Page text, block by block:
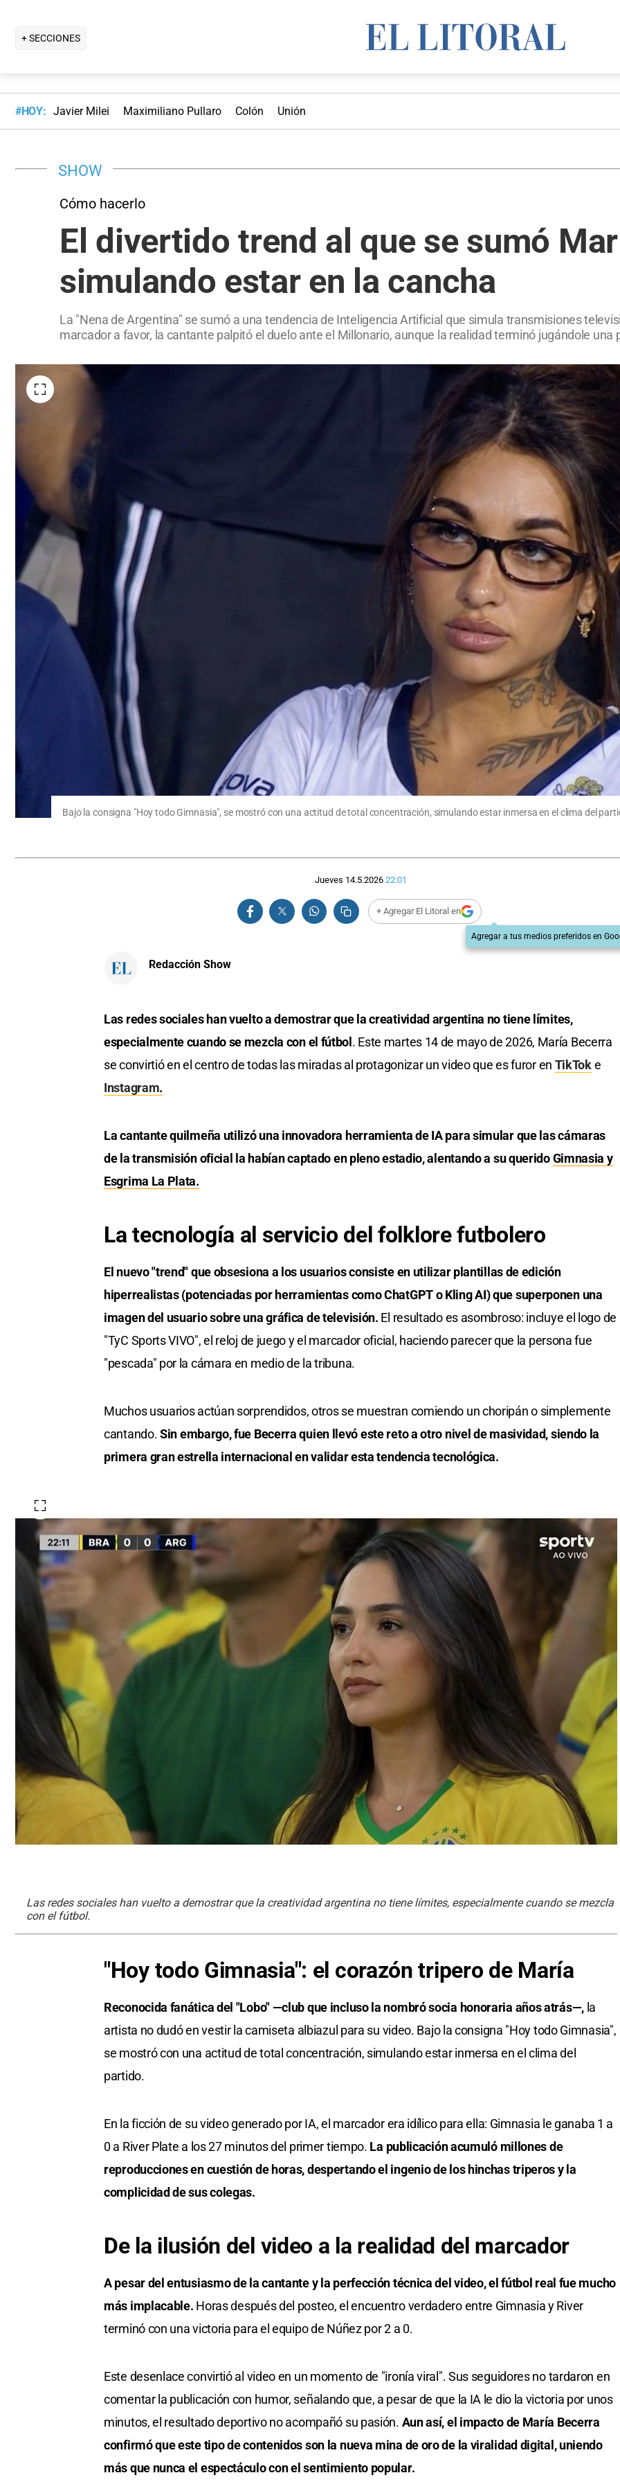
+ SECCIONES
#HOY: Javier Milei Maximiliano Pullaro Colón Unión
SHOW
Cómo hacerlo
El divertido trend al que se sumó
simulando estar en la cancha
La "Nena de Argentina" se sumó a una tendencia de Inteligencia Artificial que simula transmisiones
marcador a favor, la cantante palpitó el duelo ante el Millonario, aunque la realidad terminó jugándole una
Bajo la consigna "Hoy todo Gimnasia", se mostró con una actitud de total concentración, simulando estar inmersa en el clima del
Jueves 14.5.2026 22:01
+ Agregar El Litoral en
Agregar a tus medios preferidos en
Redacción Show
Las redes sociales han vuelto a demostrar que la creatividad argentina no tiene límites,
especialmente cuando se mezcla con el fútbol . Este martes 14 de mayo de 2026, María Becerra
se convirtió en el centro de todas las miradas al protagonizar un video que es furor en TikToke
Instagram.
La cantante quilmeña utilizó una innovadora herramienta de IA para simular que las cámaras
de la transmisión oficial la habían captado en pleno estadio, alentando a su queridoGimnasia y
Esgrima La Plata.
La tecnología al servicio del folklore futbolero
El nuevo "trend" que obsesiona a los usuarios consiste en utilizar plantillas de edición
hiperrealistas (potenciadas por herramientas como ChatGPT o Kling AI) que superponen una
imagen del usuario sobre una gráfica de televisión. El resultado es asombroso: incluye el logo de
"TyC Sports VIVO", el reloj de juego y el marcador oficial, haciendo parecer que la persona fue
"pescada" por la cámara en medio de la tribuna.
Muchos usuarios actúan sorprendidos, otros se muestran comiendo un choripán o simplemente
cantando.Sin embargo, fue Becerra quien llevó este reto a otro nivel de masividad, siendo la
primera gran estrella internacional en validar esta tendencia tecnológica.
Las redes sociales han vuelto a demostrar que la creatividad argentina no tiene límites, especialmente cuando se mezcla
con el fútbol.
"Hoy todo Gimnasia": el corazón tripero de María
Reconocida fanática del "Lobo" —club que incluso la nombró socia honoraria años atrás—, la
artista no dudó en vestir la camiseta albiazul para su video. Bajo la consigna "Hoy todo Gimnasia",
se mostró con una actitud de total concentración, simulando estar inmersa en el clima del
partido.
En la ficción de su video generado por IA, el marcador era idílico para ella: Gimnasia le ganaba 1 a
0 a River Plate a los 27 minutos del primer tiempo. La publicación acumuló millones de
reproducciones en cuestión de horas, despertando el ingenio de los hinchas triperos y la
complicidad de sus colegas.
De la ilusión del video a la realidad del marcador
A pesar del entusiasmo de la cantante y la perfección técnica del video, el fútbol real fue mucho
más implacable. Horas después del posteo, el encuentro verdadero entre Gimnasia y River
terminó con una victoria para el equipo de Núñez por 2 a 0.
Este desenlace convirtió al video en un momento de "ironía viral". Sus seguidores no tardaron en
comentar la publicación con humor, señalando que, a pesar de que la IA le dio la victoria por unos
minutos, el resultado deportivo no acompañó su pasión. Aun así, el impacto de María Becerra
confirmó que este tipo de contenidos son la nueva mina de oro de la viralidad digital, uniendo
más que nunca el espectáculo con el sentimiento popular.